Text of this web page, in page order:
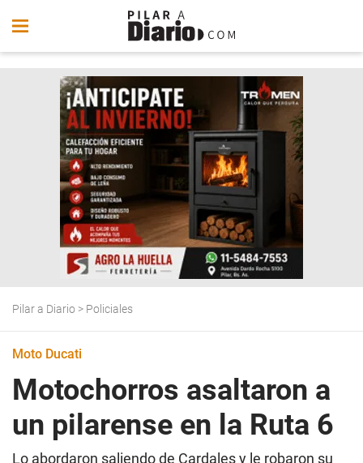
Pilar a Diario > Policiales
Moto Ducati
Motochorros asaltaron a
un pilarense en la Ruta 6
Lo abordaron saliendo de Cardales y le robaron su